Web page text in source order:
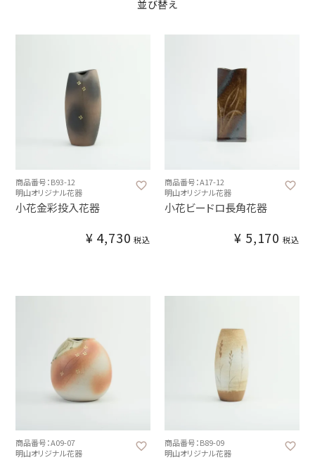
並び替え
商品番号：B93-12
明山オリジナル花器
小花金彩投入花器
¥ 4,730 税込
商品番号：A17-12
明山オリジナル花器
小花ビードロ長角花器
¥ 5,170 税込
商品番号：A09-07
明山オリジナル花器
商品番号：B89-09
明山オリジナル花器